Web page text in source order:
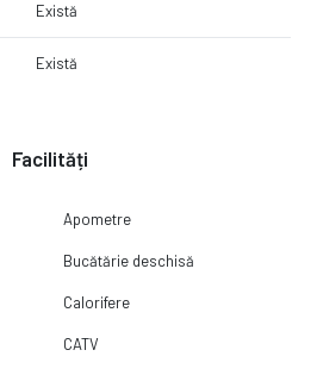
Există
Există
Facilități
Apometre
Bucătărie deschisă
Calorifere
CATV